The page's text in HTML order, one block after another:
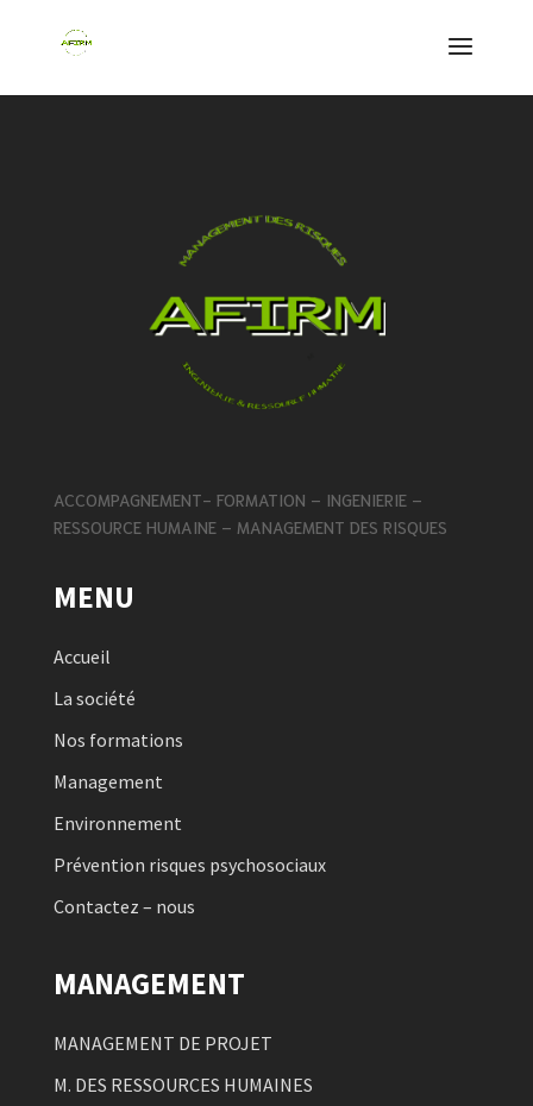
ACCOMPAGNEMENT- FORMATION – INGENIERIE –
RESSOURCE HUMAINE – MANAGEMENT DES RISQUES
MENU
Accueil
La société
Nos formations
Management
Environnement
Prévention risques psychosociaux
Contactez – nous
MANAGEMENT
MANAGEMENT DE PROJET
M. DES RESSOURCES HUMAINES